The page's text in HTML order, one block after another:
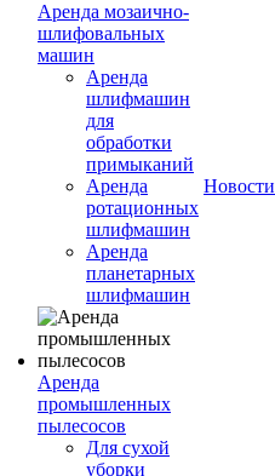
Аренда мозаично-
шлифовальных
машин
Аренда
шлифмашин
для
обработки
примыканий
Аренда
ротационных
шлифмашин
Аренда
планетарных
шлифмашин
Аренда
промышленных
пылесосов
Для сухой
уборки
Новости